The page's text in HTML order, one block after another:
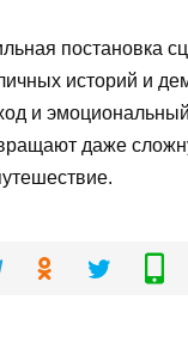
постановка
историй и
и эмоциональный
даже